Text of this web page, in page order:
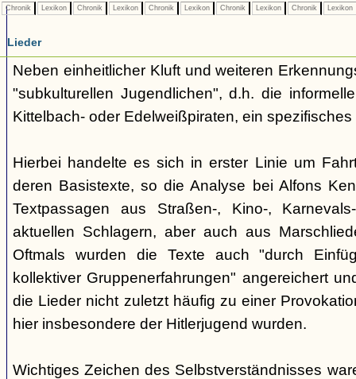
Chronik Lexikon Chronik Lexikon Chronik Lexikon Chronik Lexikon Chronik Lexikon
Lieder
Neben einheitlicher Kluft und weiteren
"subkulturellen Jugendlichen", d.h. die
Kittelbach- oder Edelweißpiraten, ein
Hierbei handelte es sich in erster Linie um
deren Basistexte, so die Analyse bei Alfons
Textpassagen aus Straßen-, Kino-,
aktuellen Schlagern, aber auch aus
Oftmals wurden die Texte auch "durch
kollektiver Gruppenerfahrungen" angereichert
die Lieder nicht zuletzt häufig zu einer
hier insbesondere der Hitlerjugend wurden.
Wichtiges Zeichen des Selbstverständnisses